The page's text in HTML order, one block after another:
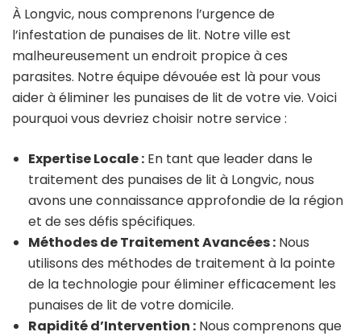
À Longvic, nous comprenons l’urgence de
l’infestation de punaises de lit. Notre ville est
malheureusement un endroit propice à ces
parasites. Notre équipe dévouée est là pour vous
aider à éliminer les punaises de lit de votre vie. Voici
pourquoi vous devriez choisir notre service :
Expertise Locale : En tant que leader dans le
traitement des punaises de lit à Longvic, nous
avons une connaissance approfondie de la région
et de ses défis spécifiques.
Méthodes de Traitement Avancées : Nous
utilisons des méthodes de traitement à la pointe
de la technologie pour éliminer efficacement les
punaises de lit de votre domicile.
Rapidité d’Intervention : Nous comprenons que